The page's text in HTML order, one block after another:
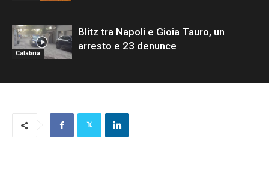
Calabria
Blitz tra Napoli e Gioia Tauro, un
arresto e 23 denunce